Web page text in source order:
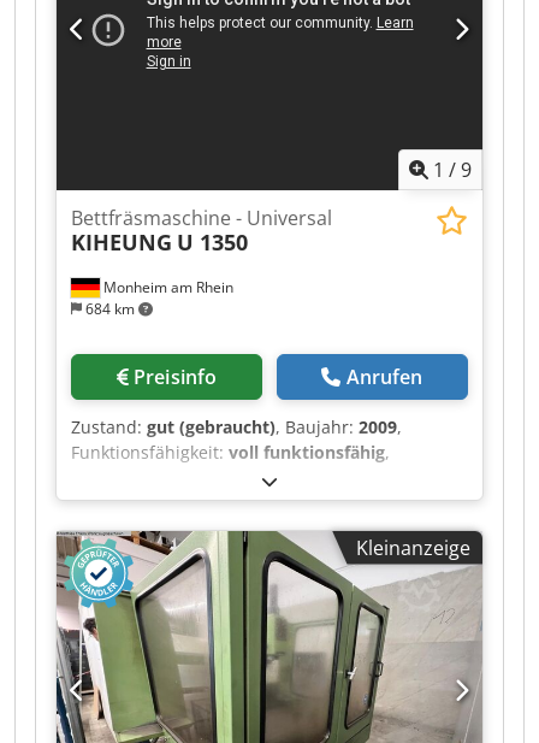
1 /9
Monheim am Rhein
684 km
Bettfräsmaschine - Universal
KIHEUNG U 1350
Preisinfo Anrufen
Zustand: gut (gebraucht), Baujahr: 2009,
Funktionsfähigkeit: voll funktionsfähig,
Technische Details x-Weg 4000 mm y-Weg 1350
mm z-Weg (Vert.) 1600 mm Steuerung
Heidenhain iTNC 530 Tischfläche 4200 x 1150
mm Tischbelastung 13 t Werkzeugaufnahme ISO
50 Spindeldrehzahlen - stufenlos 0 - 3000 U/min
Getriebestufen 2 Spindelantrieb 28/38 kW
Vorschubbereich 5000 mm/min Eilgang (X/Y) 12
m/min Eilgang (Z) 10 m/min Maschinengewicht
ca. 37 t Raumbedarf ca. 12,9 x 6,53 x 3,79 m
Zusatzinformationen Im Januar und Oktober
2025 wurde der Fräskopf für insgesamt 51.000,-
Kleinanzeige